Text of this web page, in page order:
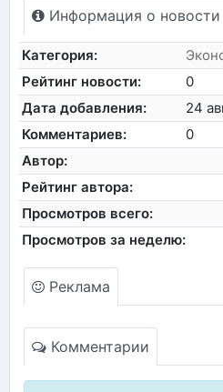
Информация о новости
Категория:
Рейтинг новости:
0
Дата добавления:
24
Комментариев:
0
Автор:
Рейтинг автора:
Просмотров всего:
Просмотров за неделю:
Реклама
Комментарии